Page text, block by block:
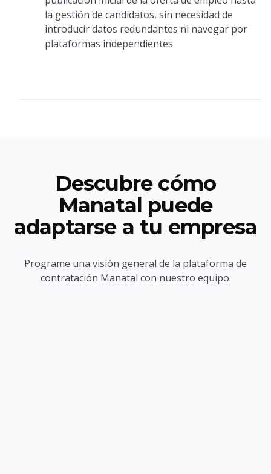
la gestión de candidatos, sin necesidad de
introducir datos redundantes ni navegar por
plataformas independientes.
Descubre cómo
Manatal puede
adaptarse a tu empresa
Programe una visión general de la plataforma de
contratación Manatal con nuestro equipo.